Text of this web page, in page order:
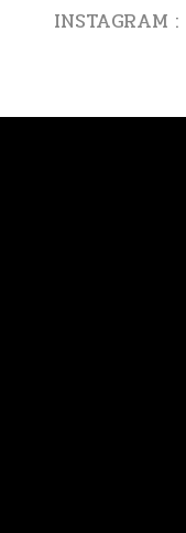
INSTAGRAM :